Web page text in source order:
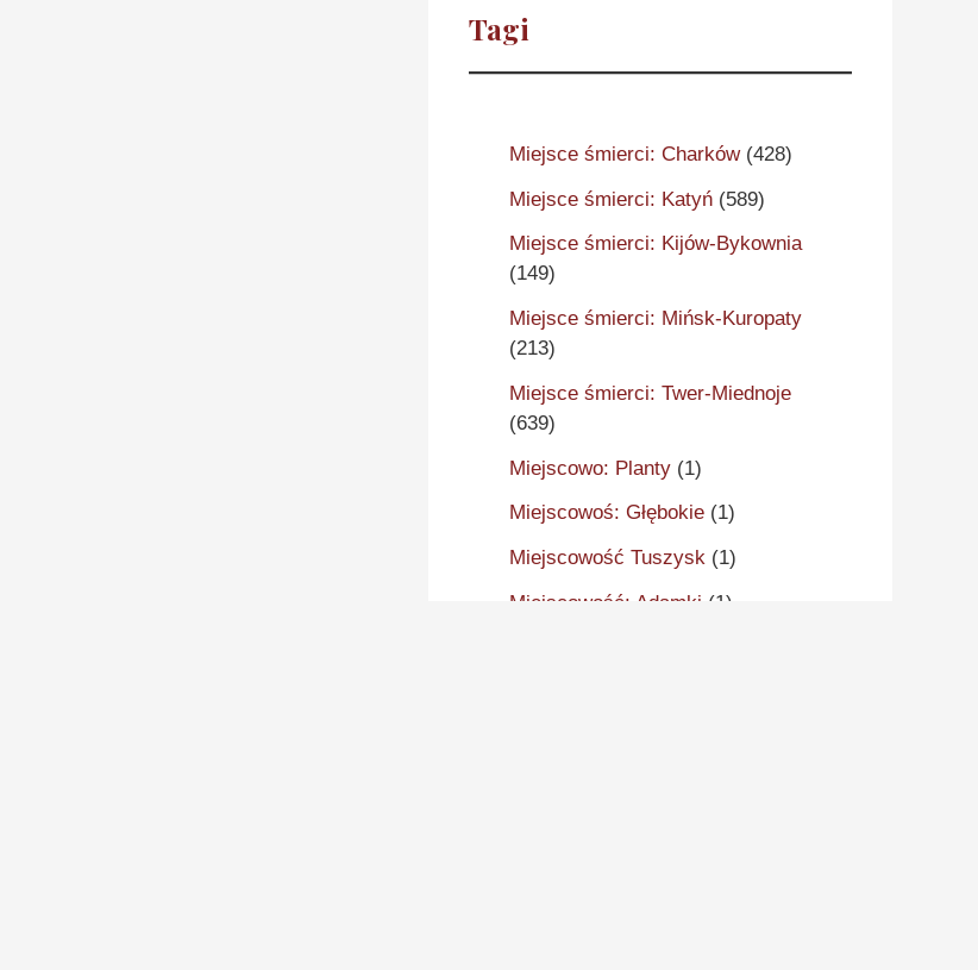
Tagi
Miejsce śmierci: Charków(428)
Miejsce śmierci: Katyń (589)
Miejsce śmierci: Kijów-Bykownia
(149)
Miejsce śmierci: Mińsk-Kuropaty
(213)
Miejsce śmierci: Twer-Miednoje
(639)
Miejscowo: Planty (1)
Miejscowoś: Głębokie (1)
Miejscowość Tuszysk (1)
Miejscowość: Adamki (1)